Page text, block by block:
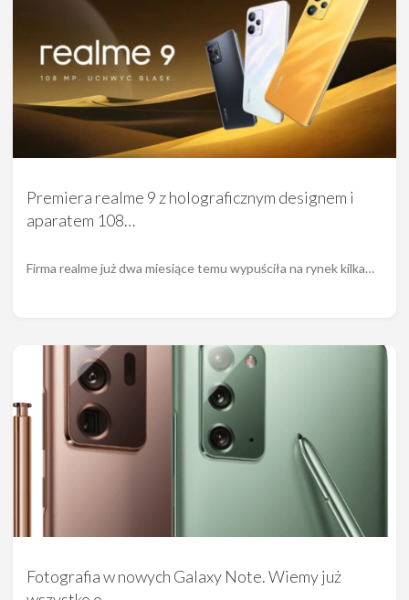
Premiera realme 9 z holograficznym designem i
aparatem 108…
Firma realme już dwa miesiące temu wypuściła na rynek kilka…
Fotografia w nowych Galaxy Note. Wiemy już